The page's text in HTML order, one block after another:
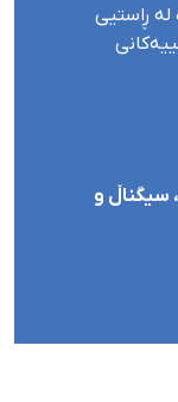
لە ڕاستیی
سیگناڵ و